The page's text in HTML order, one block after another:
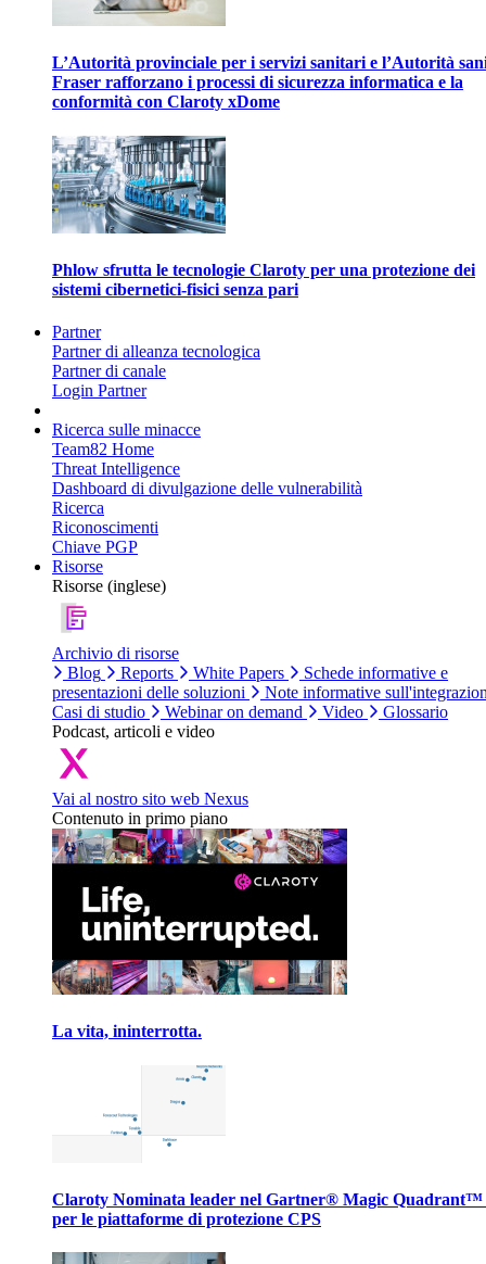
L’Autorità provinciale per i servizi sanitari e l’Autorità
Fraser rafforzano i processi di sicurezza informatica e la
conformità con Claroty xDome
Phlow sfrutta le tecnologie Claroty per una protezione dei
sistemi cibernetici-fisici senza pari
Partner
Partner di alleanza tecnologica
Partner di canale
Login Partner
Ricerca sulle minacce
Team82 Home
Threat Intelligence
Dashboard di divulgazione delle vulnerabilità
Ricerca
Riconoscimenti
Chiave PGP
Risorse
Risorse (inglese)
Archivio di risorse
Blog
Reports White Papers
Schede informative e
presentazioni delle soluzioni
Note informative
Casi di studio
Webinar on demand Video
Glossario
Podcast, articoli e video
Vai al nostro sito web Nexus
Contenuto in primo piano
La vita, ininterrotta.
Claroty Nominata leader nel Gartner® Magic Quadrant™
per le piattaforme di protezione CPS